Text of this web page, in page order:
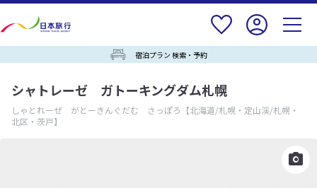
宿泊プラン 検索・予約
シャトレーゼ ガトーキングダム札幌
しゃとれーぜ がとーきんぐだむ さっぽろ 【北海道/札幌・定山渓/札幌・
北区・茨戸】